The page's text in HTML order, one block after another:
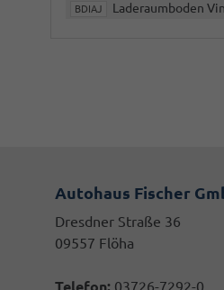
BDIAJ Laderaumboden
Autohaus Fischer
Dresdner Straße 36
09557 Flöha
Telefon: 03726-7292-0